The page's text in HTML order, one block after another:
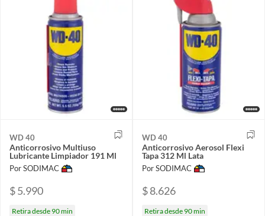
WD 40
Anticorrosivo Multiuso
Lubricante Limpiador 191 Ml
Por SODIMAC
$ 5.990
Retira desde 90 min
WD 40
Anticorrosivo Aerosol Flexi
Tapa 312 Ml Lata
Por SODIMAC
$ 8.626
Retira desde 90 min